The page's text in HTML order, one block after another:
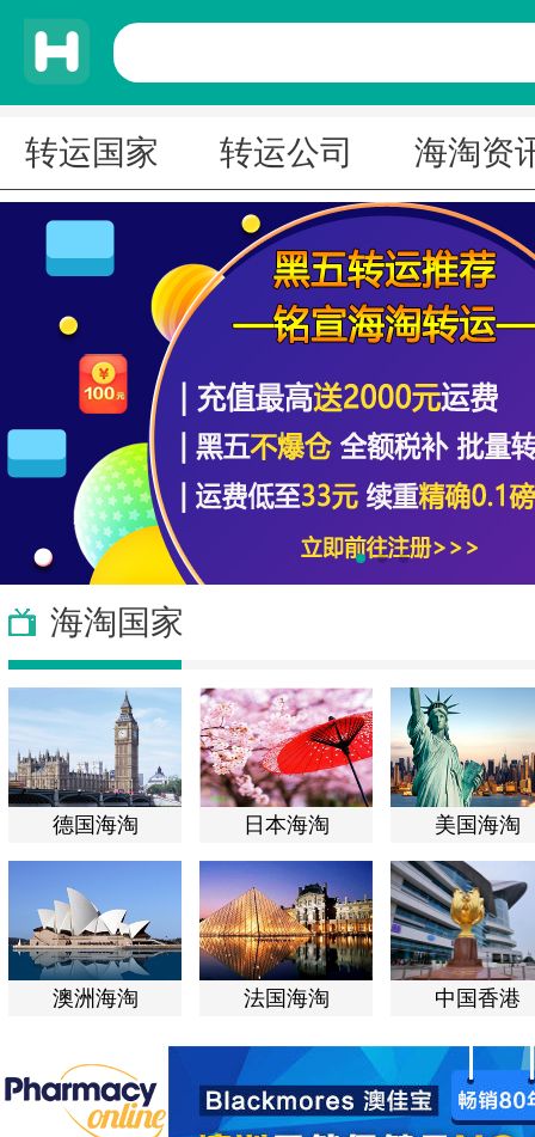
转运国家 转运公司 海淘资
海淘国家
德国海淘 日本海淘 美国海淘
澳洲海淘 法国海淘 中国香港